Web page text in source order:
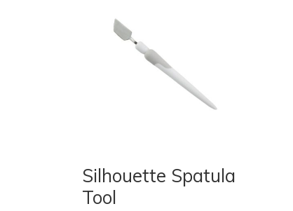
Silhouette Spatula
Tool